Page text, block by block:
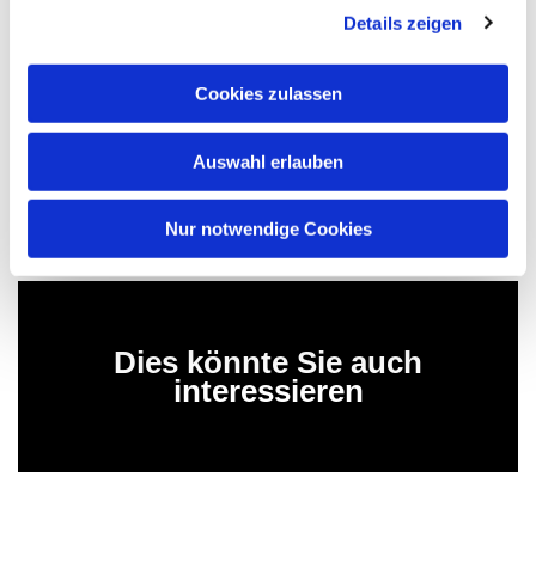
Details zeigen
Cookies zulassen
Auswahl erlauben
Nur notwendige Cookies
einschränkt. Und die Wahrnehmung von
Machtmöglichkeiten und Machtungleichheiten ist das
Entscheidende, dann kann man darüber reden, und
dann kann man daran arbeiten.“(JE)
Dies könnte Sie auch
interessieren